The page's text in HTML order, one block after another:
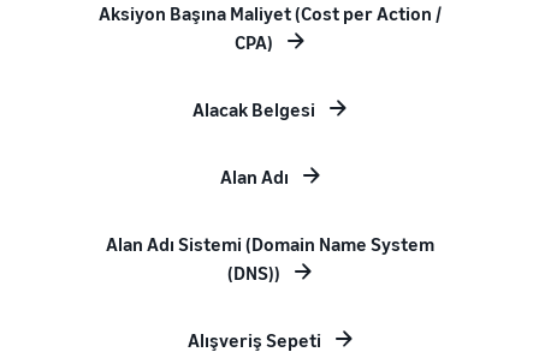
Aksiyon Başına Maliyet (Cost per Action /
CPA)
Alacak Belgesi
Alan Adı
Alan Adı Sistemi (Domain Name System
(DNS))
Alışveriş Sepeti